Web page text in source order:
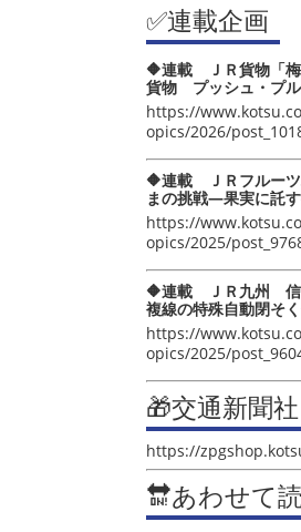
✅連載企画
🔶連載 ＪＲ貨物「梅
貨物 プッシュ・プル
https://
opics/2026/
🔶連載 ＪＲフルー
まの挑戦―果実に託
https://
opics/2025/
🔶連載 ＪＲ九州 信
複線の特殊自動閉そ
https://
opics/2025/
🎁交通新聞
https://
🔛あわせて